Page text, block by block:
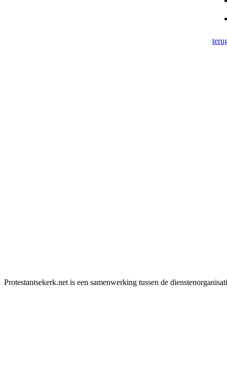
Protestantsekerk.net is een samenwerking tussen de